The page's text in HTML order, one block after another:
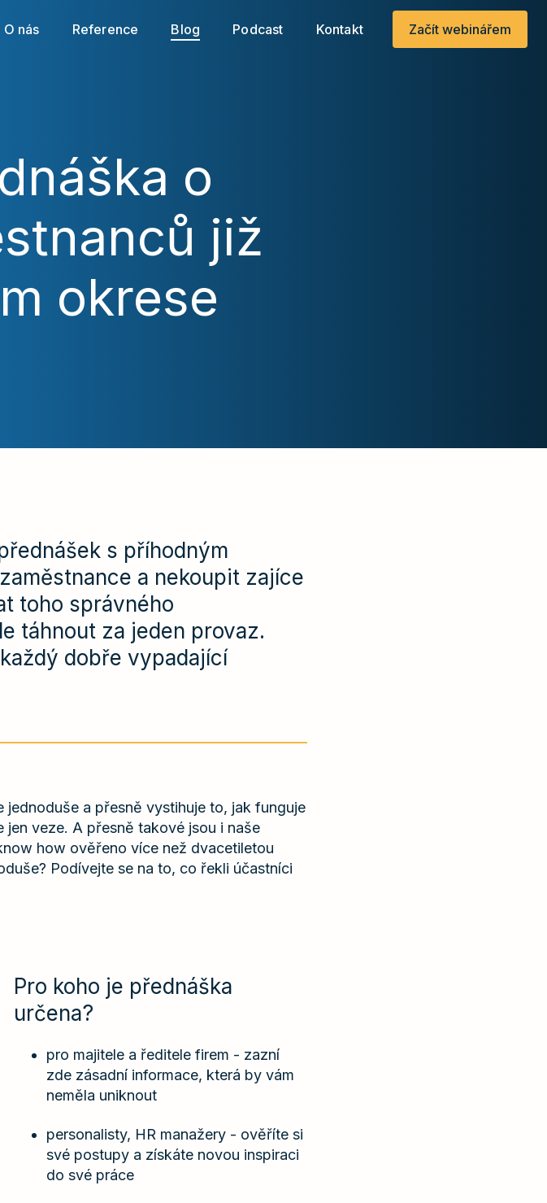
O nás Reference Blog Podcast Kontakt Začít webinářem
o
již
okrese
s příhodným
a nekoupit zajíce
toho správného
táhnout za jeden provaz.
dobře vypadající
a přesně vystihuje to, jak funguje
veze. A přesně takové jsou i naše
how ověřeno více než dvacetiletou
Podívejte se na to, co řekli účastníci
Pro koho je přednáška
určena?
pro majitele a ředitele firem - zazní
zde zásadní informace, která by vám
neměla uniknout
personalisty, HR manažery - ověříte si
své postupy a získáte novou inspiraci
do své práce